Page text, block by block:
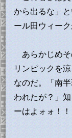
から出るな」
ール田ウィーク
あらかじめそ
リンピックを
なのだ。「南
われたが？」
ーはよォォ！！